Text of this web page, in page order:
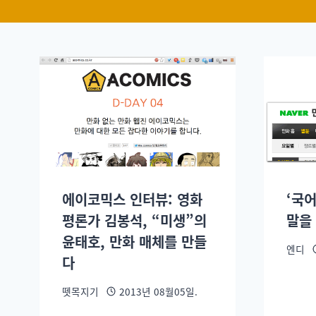
에이코믹스 인터뷰: 영화
평론가 김봉석, “미생”의
윤태호, 만화 매체를 만들
다
뗏목지기 2013년 08월05일.
‘국
말
엔디